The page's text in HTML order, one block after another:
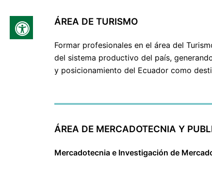
ÁREA DE TURISMO
Formar profesionales en el área del
del sistema productivo del país,
y posicionamiento del Ecuador como
ÁREA DE MERCADOTECNIA Y
Mercadotecnia e Investigación de